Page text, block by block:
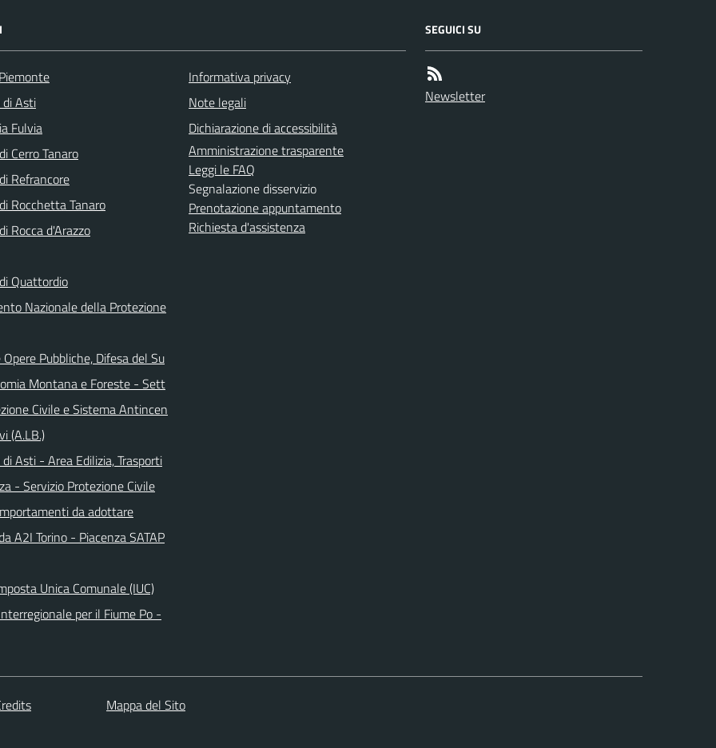
di Asti
Fulvia
Cerro Tanaro
Refrancore
Rocchetta Tanaro
Rocca d'Arazzo
Quattordio
Nazionale della Protezione
Opere Pubbliche, Difesa del Su
Montana e Foreste - Sett
Civile e Sistema Antincen
(A.LB.)
Asti - Area Edilizia, Trasporti
- Servizio Protezione Civile
da adottare
A2I Torino - Piacenza SATAP
Unica Comunale (IUC)
per il Fiume Po -
Informativa privacy
Note legali
Dichiarazione di accessibilità
Amministrazione trasparente
Leggi le FAQ
Segnalazione disservizio
Prenotazione appuntamento
Richiesta d'assistenza
SEGUICI SU
Newsletter
Mappa del Sito